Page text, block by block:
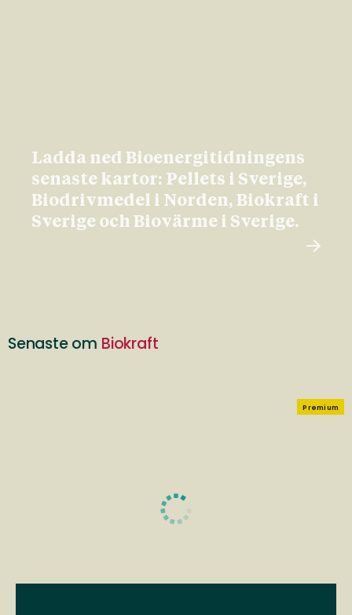
Ladda ned Bioenergitidningens
senaste kartor: Pellets i Sverige,
Biodrivmedel i Norden, Biokraft i
Sverige och Biovärme i Sverige.
Senaste om Biokraft
Premium